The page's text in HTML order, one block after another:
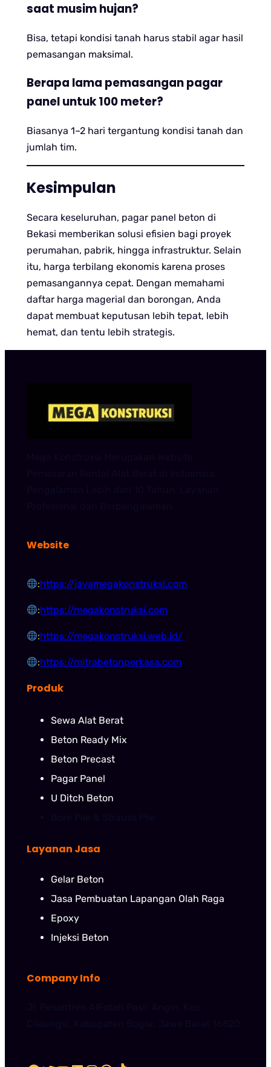
saat musim hujan?
Bisa, tetapi kondisi tanah harus stabil agar hasil
pemasangan maksimal.
Berapa lama pemasangan pagar
panel untuk 100 meter?
Biasanya 1–2 hari tergantung kondisi tanah dan
jumlah tim.
Kesimpulan
Secara keseluruhan, pagar panel beton di
Bekasi memberikan solusi efisien bagi proyek
perumahan, pabrik, hingga infrastruktur. Selain
itu, harga terbilang ekonomis karena proses
pemasangannya cepat. Dengan memahami
daftar harga magerial dan borongan, Anda
dapat membuat keputusan lebih tepat, lebih
hemat, dan tentu lebih strategis.
Website
:https://javamegakonstruksi.com
:https://megakonstruksi.com
:https://megakonstruksi.web.id/
:https://mitrabetonperkasa.com
Produk
Sewa Alat Berat
Beton Ready Mix
Beton Precast
Pagar Panel
U Ditch Beton
Layanan Jasa
Gelar Beton
Jasa Pembuatan Lapangan Olah Raga
Epoxy
Injeksi Beton
Company Info